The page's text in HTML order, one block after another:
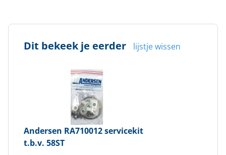
Dit bekeek je eerder lijstje wissen
Andersen RA710012 servicekit
t.b.v. 58ST